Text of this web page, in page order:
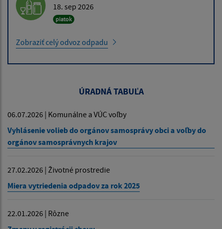
18. sep 2026
piatok
Zobraziť celý odvoz odpadu
ÚRADNÁ TABUĽA
06.07.2026 | Komunálne a VÚC voľby
Vyhlásenie volieb do orgánov samosprávy obci a voľby do
orgánov samosprávnych krajov
27.02.2026 | Životné prostredie
Miera vytriedenia odpadov za rok 2025
22.01.2026 | Rôzne